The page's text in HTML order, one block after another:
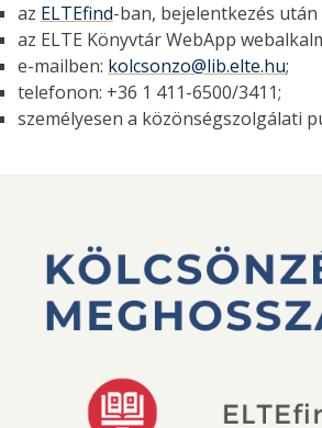
az ELTEfind-ban, bejelentkezés után
az ELTE Könyvtár WebApp
e-mailben: kolcsonzo@lib.elte.hu;
telefonon: +36 1 411-6500/3411;
személyesen a közönségszolgálati